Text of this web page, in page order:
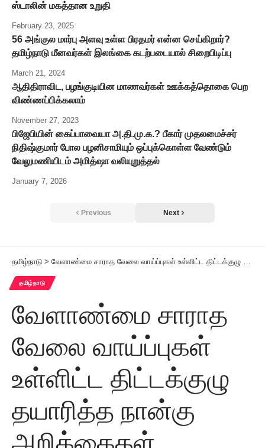
ஸ்டாலின் மகத்தான உறுதி
February 23, 2025
56 அங்குல மார்பு அளவு உள்ள பிரதமர் என்ன செய்கிறார்?
தமிழ்நாடு மீனவர்கள் இலங்கை கடற்படையால் சிறைபிடிப்பு
March 21, 2024
ஆதிதிராவிட, பழங்குடியின மாணவர்கள் ஊக்கத்தொகை பெற
விண்ணப்பிக்கலாம்
November 27, 2023
பிஜேபியின் கைப்பாவையா அ.தி.மு.க.? பீகார் முதலமைச்சர்
நிதிஷ்குமார் போல பழனிசாமியும் ஒப்புக்கொள்ள வேண்டும்
வேலுமணியிடம் அமித்ஷா வலியுறுத்தல்
January 7, 2026
Previous Next
தமிழ்நாடு > வேளாண்மை சாராத வேலை வாய்ப்புகள் உள்ளிட்ட திட்டக்குழு தயாரித்த நான்கு அறிக்கைகள் முதலமைச்சரிடம் அளிப்பு
தமிழ்நாடு
வேளாண்மை சாராத
வேலை வாய்ப்புகள்
உள்ளிட்ட திட்டக்குழு
தயாரித்த நான்கு